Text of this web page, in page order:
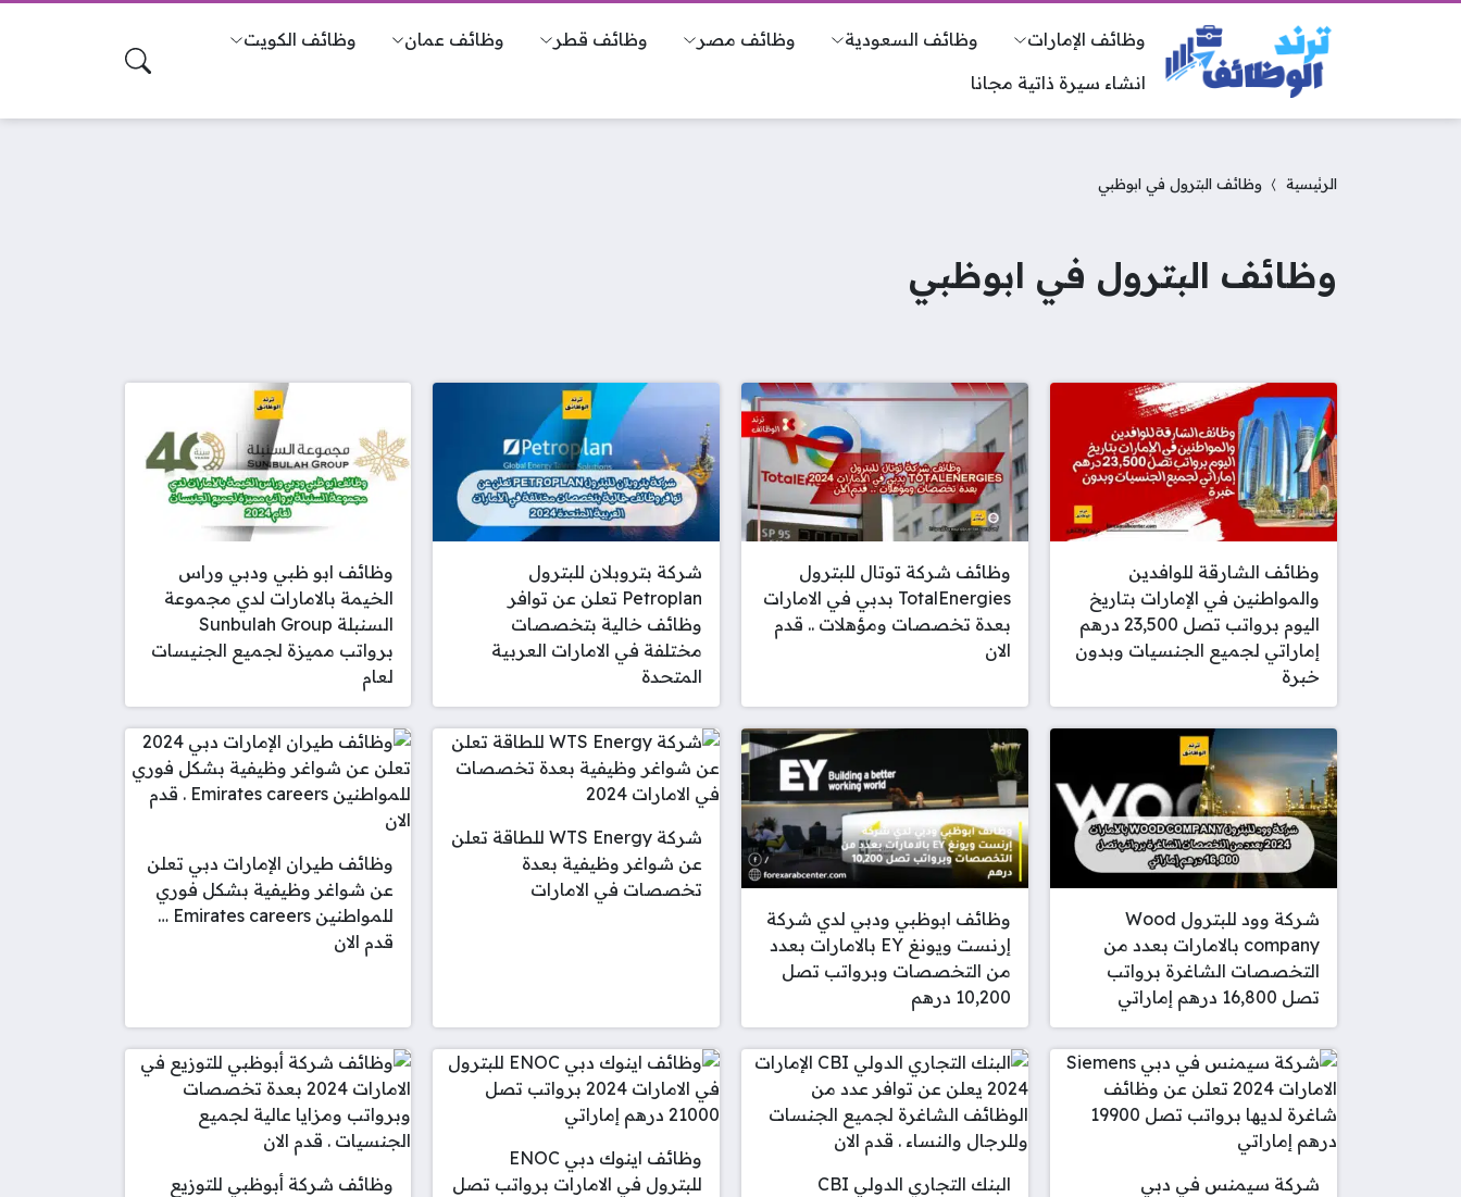
وظائف الإمارات وظائف السعودية وظائف مصر وظائف قطر وظائف عمان
وظائف الكويت
انشاء سيرة ذاتية مجانا
الرئيسية وظائف البترول في ابوظبي
وظائف البترول في ابوظبي
وظائف الشارقة للوافدين
والمواطنين في الإمارات بتاريخ
اليوم برواتب تصل 23,500 درهم
إماراتي لجميع الجنسيات وبدون
خبرة
وظائف شركة توتال للبترول
TotalEnergies بدبي في الامارات
بعدة تخصصات ومؤهلات .. قدم
الان
شركة بتروبلان للبترول
Petroplan تعلن عن توافر
وظائف خالية بتخصصات
مختلفة في الامارات العربية
المتحدة
وظائف ابو ظبي ودبي وراس
الخيمة بالامارات لدي مجموعة
السنبلة Sunbulah Group
برواتب مميزة لجميع الجنيسات
لعام
شركة وود للبترول Wood
company بالامارات بعدد من
التخصصات الشاغرة برواتب
تصل 16,800 درهم إماراتي
وظائف ابوظبي ودبي لدي شركة
إرنست ويونغ EY بالامارات بعدد
من التخصصات وبرواتب تصل
10,200 درهم
شركة WTS Energy للطاقة تعلن
عن شواغر وظيفية بعدة
تخصصات في الامارات
وظائف طيران الإمارات دبي تعلن
عن شواغر وظيفية بشكل فوري
للمواطنين Emirates careers …
قدم الان
شركة سيمنس في دبي
البنك التجاري الدولي CBI
وظائف اينوك دبي ENOC
للبترول في الامارات برواتب تصل
وظائف شركة أبوظبي للتوزيع